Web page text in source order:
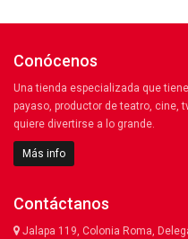
Conócenos
Una tienda especializada que
payaso, productor de teatro, cine,
quiere divertirse a lo grande.
Más info
Contáctanos
Jalapa 119, Colonia Roma,